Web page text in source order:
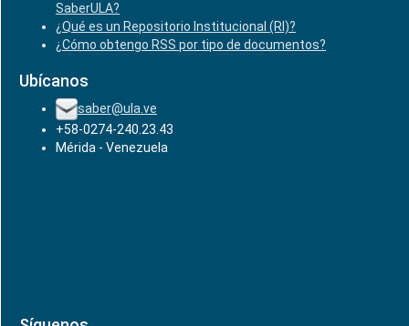
SaberULA?
¿Qué es un Repositorio Institucional (RI)?
¿Cómo obtengo RSS por tipo de documentos?
Ubícanos
saber@ula.ve
+58-0274-240.23.43
Mérida - Venezuela